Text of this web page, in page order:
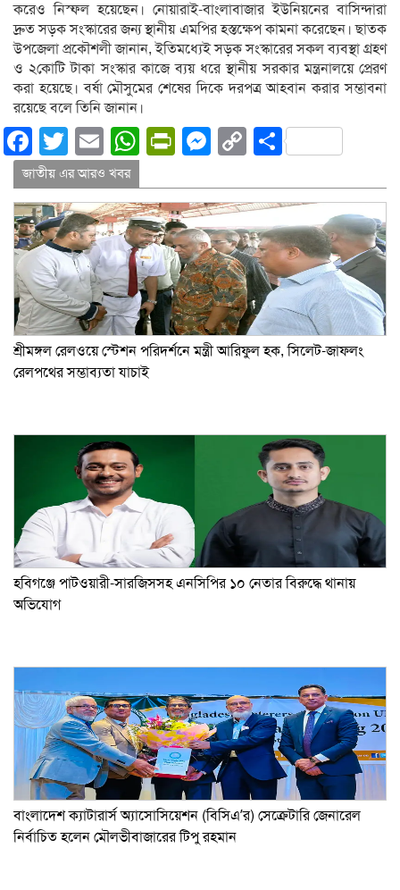
করেও নিস্ফল হয়েছেন। নোয়ারাই-বাংলাবাজার ইউনিয়নের বাসিন্দারা
দ্রুত সড়ক সংস্কারের জন্য স্থানীয় এমপির হস্তক্ষেপ কামনা করেছেন। ছাতক
উপজেলা প্রকৌশলী জানান, ইতিমধ্যেই সড়ক সংস্কারের সকল ব্যবস্থা গ্রহণ
ও ২কোটি টাকা সংস্কার কাজে ব্যয় ধরে স্থানীয় সরকার মন্ত্রনালয়ে প্রেরণ
করা হয়েছে। বর্ষা মৌসুমের শেষের দিকে দরপত্র আহবান করার সম্ভাবনা
রয়েছে বলে তিনি জানান।
Facebook
Twitter
EmailWhatsApp
PrintFriendly
Messenger
CopyShare
জাতীয় এর আরও খবর
শ্রীমঙ্গল রেলওয়ে স্টেশন পরিদর্শনে মন্ত্রী আরিফুল হক, সিলেট-জাফলং
রেলপথের সম্ভাব্যতা যাচাই
হবিগঞ্জে পাটওয়ারী-সারজিসসহ এনসিপির ১০ নেতার বিরুদ্ধে থানায়
অভিযোগ
বাংলাদেশ ক্যাটারার্স অ্যাসোসিয়েশন (বিসিএ’র) সেক্রেটারি জেনারেল
নির্বাচিত হলেন মৌলভীবাজারের টিপু রহমান